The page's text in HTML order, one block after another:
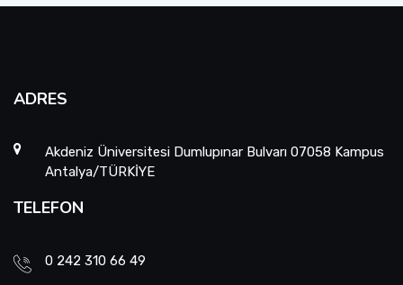
ADRES
Akdeniz Üniversitesi Dumlupınar Bulvarı 07058 Kampus
Antalya/TÜRKİYE
TELEFON
0 242 310 66 49